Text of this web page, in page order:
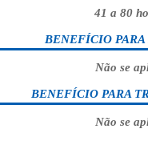
41 a 80
BENEFÍCIO PARA
Não se
BENEFÍCIO PARA
Não se